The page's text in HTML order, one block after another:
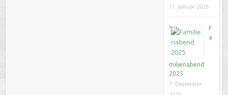
11. Januar 2026
F
a
milienabend
2025
7. Dezember